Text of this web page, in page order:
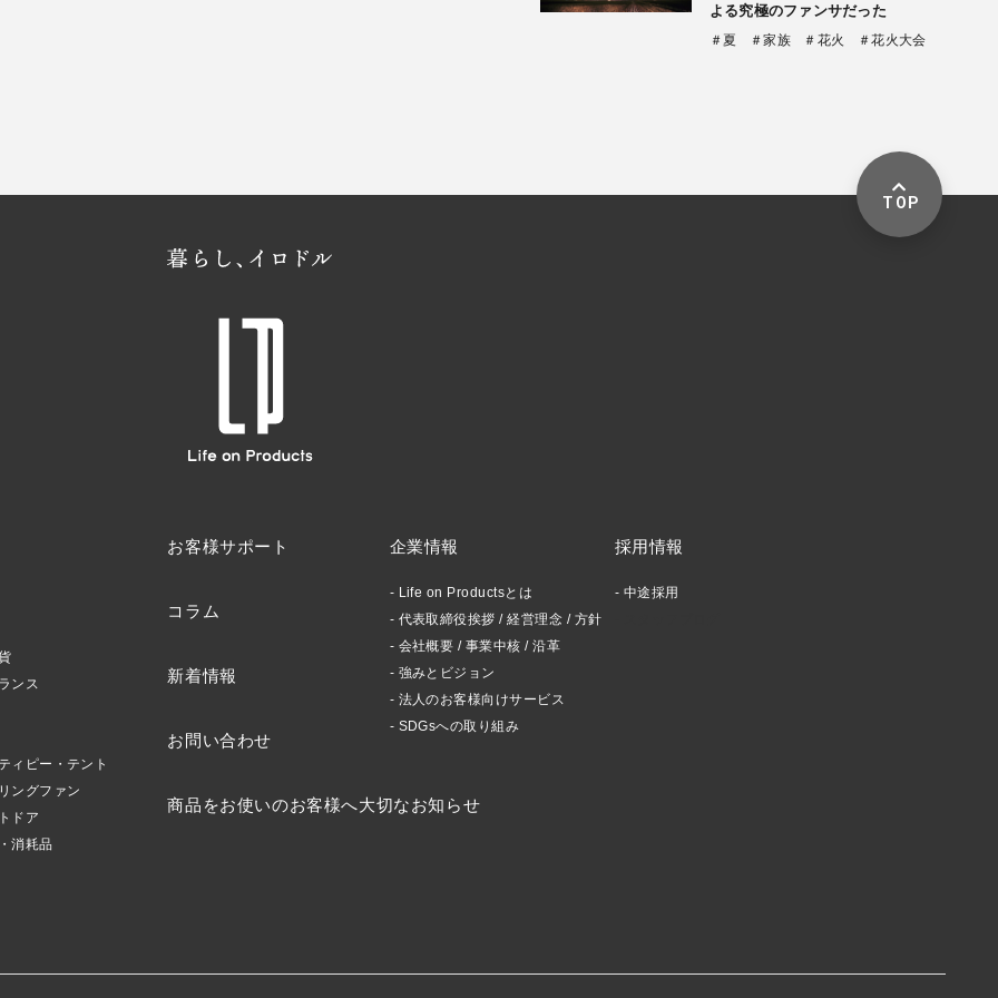
よる究極のファンサだった
＃夏 ＃家族 ＃花火 ＃花火大会
TOP
ンス
ィピー・テント
ングファン
ドア
消耗品
お客様サポート
コラム
新着情報
お問い合わせ
商品をお使いのお客様へ大切なお知らせ
企業情報
Life on Productsとは
代表取締役挨拶 / 経営理念 / 方針
会社概要 / 事業中核 / 沿革
強みとビジョン
法人のお客様向けサービス
SDGsへの取り組み
採用情報
中途採用